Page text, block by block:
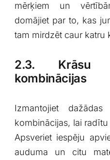
mērķiem un
domājiet par to, ⁢kas
tam mirdzēt caur​ katru
2.3. Krāsu
kombinācijas
Izmantojiet
kombinācijas, lai⁣
Apsveriet⁤ iespēju
auduma un‌ citu